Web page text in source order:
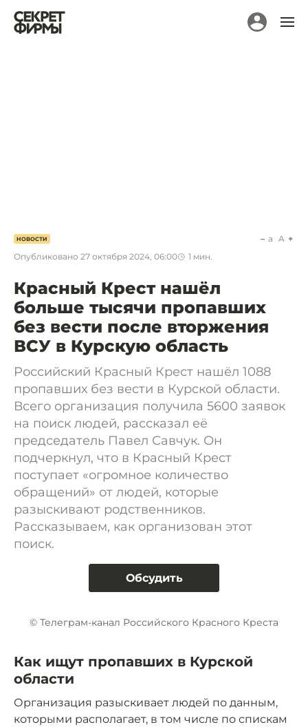
НОВОСТИ
Опубликовано 27 октября 2024, 06:00 1 мин.
a A
Красный Крест нашёл
больше тысячи пропавших
без вести после вторжения
ВСУ в Курскую область
Российский Красный Крест нашёл 1088
пропавших без вести в Курской области.
Всего организация получила 5600 заявок
на поиск людей, рассказал её
председатель Павел Савчук. Он
подчеркнул, что в Красный Крест
поступает «огромное количество
обращений» от людей, которые
разыскивают родственников.
Рассказываем, как организован этот
поиск.
Обсудить
© Телеграм-канал Российского Красного Креста
Как ищут пропавших в Курской
области
Организация разыскивает людей по данным,
которыми располагает, в том числе по спискам